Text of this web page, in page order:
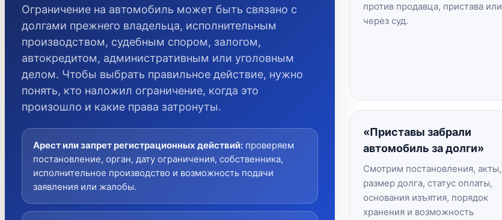
Ограничение на автомобиль может быть связано с
долгами прежнего владельца, исполнительным
производством, судебным спором, залогом,
автокредитом, административным или уголовным
делом. Чтобы выбрать правильное действие, нужно
понять, кто наложил ограничение, когда это
произошло и какие права затронуты.
Арест или запрет регистрационных действий: проверяем
постановление, орган, дату ограничения, собственника,
исполнительное производство и возможность подачи
заявления или жалобы.
против продавца, пристава или
через суд.
«Приставы забрали
автомобиль за долги»
Смотрим постановления, акты,
размер долга, статус оплаты,
основания изъятия, порядок
хранения и возможность